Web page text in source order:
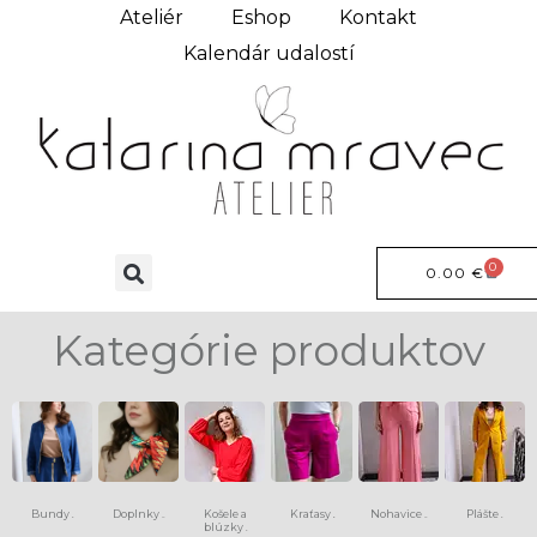
Ateliér Eshop
Kontakt
Kalendár udalostí
0.00 € 0
Kategórie produktov
Bundy Doplnky
Košele a
blúzky
Kraťasy Nohavice Plášte